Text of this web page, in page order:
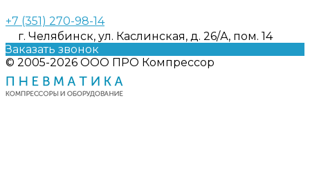
+7 (351) 270-98-14
г. Челябинск, ул. Каслинская, д. 26/А, пом. 14
Заказать звонок
© 2005-2026 ООО ПРО Компрессор